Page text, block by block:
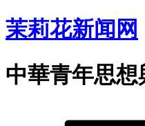
茉莉花新闻网
中華青年思